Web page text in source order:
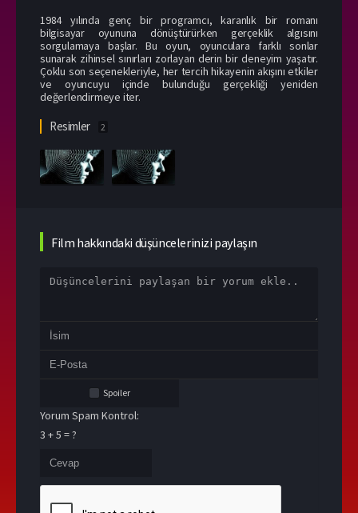
1984 yılında genç bir programcı, karanlık bir romanı
bilgisayar oyununa dönüştürürken gerçeklik algısını
sorgulamaya başlar. Bu oyun, oyunculara farklı sonlar
sunarak zihinsel sınırları zorlayan derin bir deneyim yaşatır.
Çoklu son seçenekleriyle, her tercih hikayenin akışını etkiler
ve oyuncuyu içinde bulunduğu gerçekliği yeniden
değerlendirmeye iter.
Resimler 2
Film hakkındaki düşüncelerinizi paylaşın
Spoiler
Yorum Spam Kontrol:
3 + 5 = ?